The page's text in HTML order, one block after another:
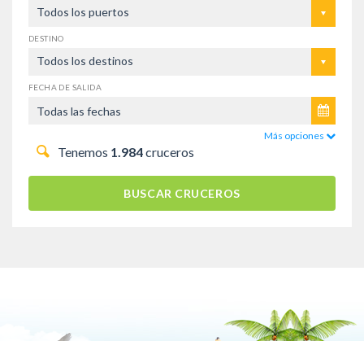
Todos los puertos
DESTINO
Todos los destinos
FECHA DE SALIDA
Más opciones
Tenemos 1.984cruceros
BUSCAR CRUCEROS